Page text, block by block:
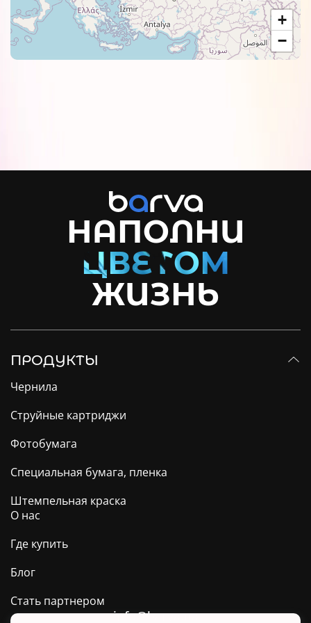
+
−
НАПОЛНИ
ЖИЗНЬ
ПРОДУКТЫ
Чернила
Струйные картриджи
Фотобумага
Специальная бумага, пленка
Штемпельная краска
О нас
Где купить
Блог
Стать партнером
info@barva.ua